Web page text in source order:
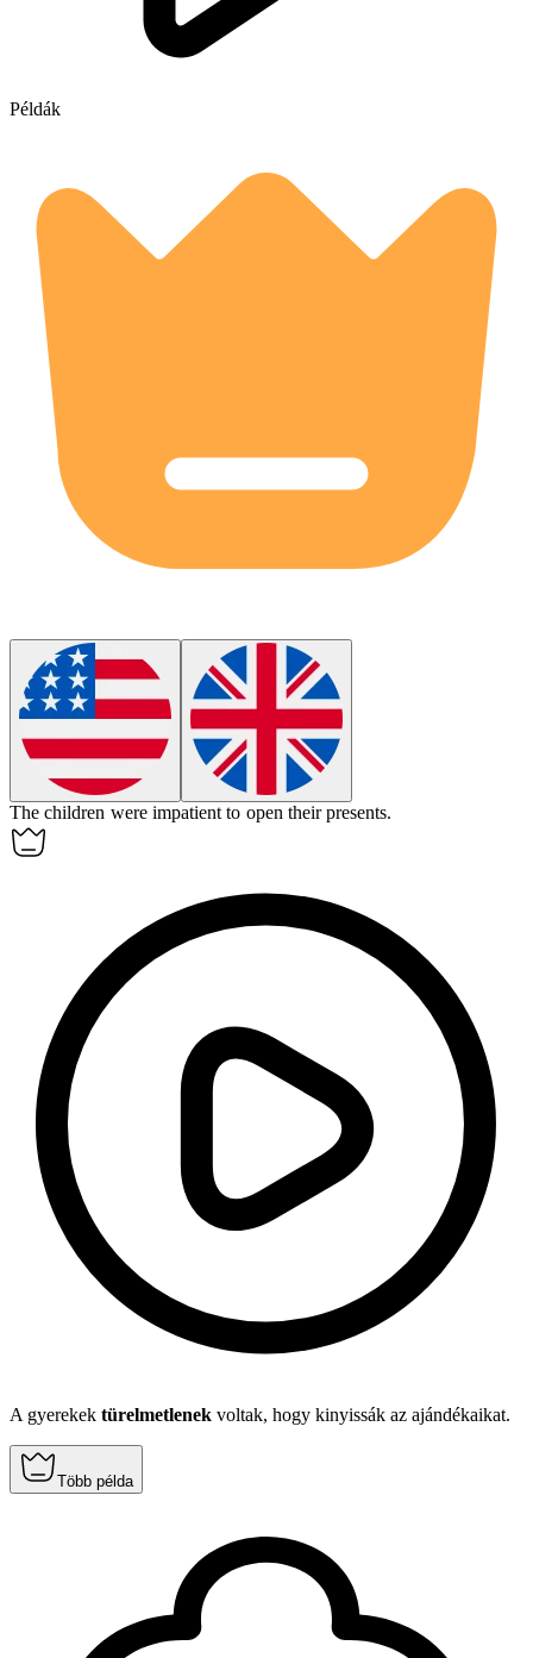
Példák
The children were impatient to open their presents.
A gyerekek türelmetlenek voltak, hogy kinyissák az ajándékaikat.
Több példa